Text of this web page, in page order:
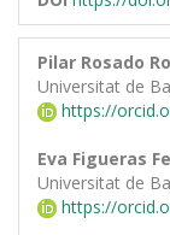
Pilar Rosado
Universitat de
https://
Eva Figueras
Universitat de
https://